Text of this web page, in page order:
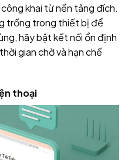
khai từ nền tảng đích.
trống trong thiết bị để
hãy bật kết nối ổn định
gian chờ và hạn chế
thoại